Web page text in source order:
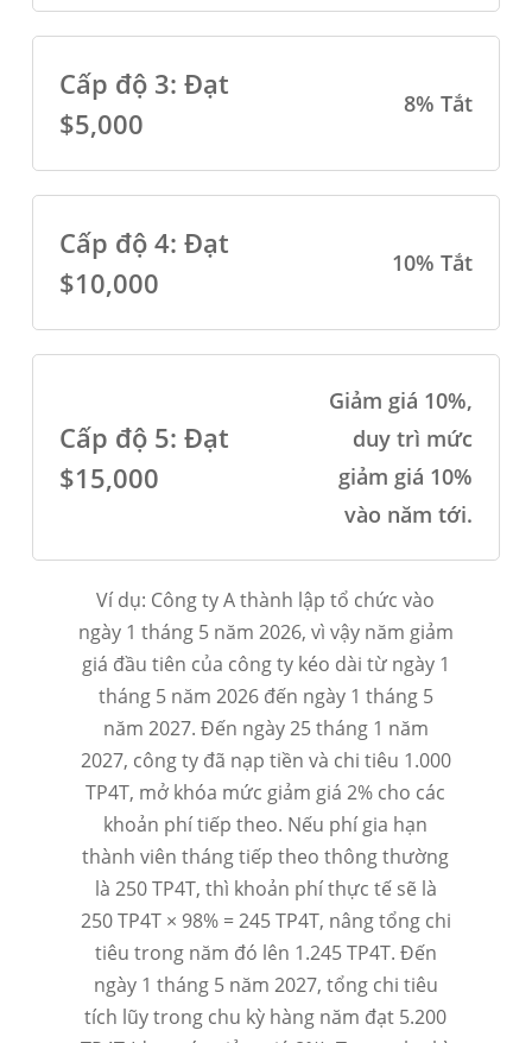
Cấp độ 3: Đạt
$5,000
8% Tắt
Cấp độ 4: Đạt
$10,000
10% Tắt
Cấp độ 5: Đạt
$15,000
Giảm giá 10%,
duy trì mức
giảm giá 10%
vào năm tới.
Ví dụ: Công ty A thành lập tổ chức vào
ngày 1 tháng 5 năm 2026, vì vậy năm giảm
giá đầu tiên của công ty kéo dài từ ngày 1
tháng 5 năm 2026 đến ngày 1 tháng 5
năm 2027. Đến ngày 25 tháng 1 năm
2027, công ty đã nạp tiền và chi tiêu 1.000
TP4T, mở khóa mức giảm giá 2% cho các
khoản phí tiếp theo. Nếu phí gia hạn
thành viên tháng tiếp theo thông thường
là 250 TP4T, thì khoản phí thực tế sẽ là
250 TP4T × 98% = 245 TP4T, nâng tổng chi
tiêu trong năm đó lên 1.245 TP4T. Đến
ngày 1 tháng 5 năm 2027, tổng chi tiêu
tích lũy trong chu kỳ hàng năm đạt 5.200